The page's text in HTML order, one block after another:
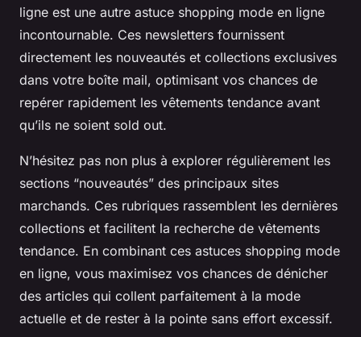
ligne est une autre astuce shopping mode en ligne
incontournable. Ces newsletters fournissent
directement les nouveautés et collections exclusives
dans votre boîte mail, optimisant vos chances de
repérer rapidement les vêtements tendance avant
qu’ils ne soient sold out.
N’hésitez pas non plus à explorer régulièrement les
sections “nouveautés” des principaux sites
marchands. Ces rubriques rassemblent les dernières
collections et facilitent la recherche de vêtements
tendance. En combinant ces astuces shopping mode
en ligne, vous maximisez vos chances de dénicher
des articles qui collent parfaitement à la mode
actuelle et de rester à la pointe sans effort excessif.